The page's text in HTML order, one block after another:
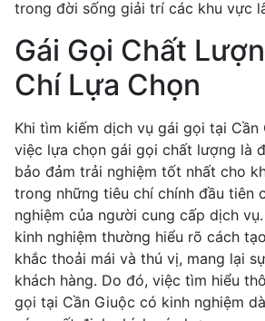
trong đời sống giải trí các khu vực
Gái Gọi Chất
Chí Lựa Chọn
Khi tìm kiếm dịch vụ gái gọi tại Cần
việc lựa chọn gái gọi chất lượng là
bảo đảm trải nghiệm tốt nhất cho
trong những tiêu chí chính đầu tiên
nghiệm của người cung cấp dịch
kinh nghiệm thường hiểu rõ cách
khắc thoải mái và thú vị, mang lại
khách hàng. Do đó, việc tìm hiểu
gọi tại Cần Giuộc có kinh nghiệm